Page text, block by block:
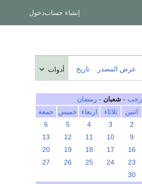
إنشاء حسابدخول
عرض المصدر تاريخ أدوات
رجب - شعبان - رمضان
اثنين ثلاثاء اربعاء خميس
جمعة
2
3
4
5
6
9
10
11
12
13
16
17
18
19
20
23
24
25
26
27
30